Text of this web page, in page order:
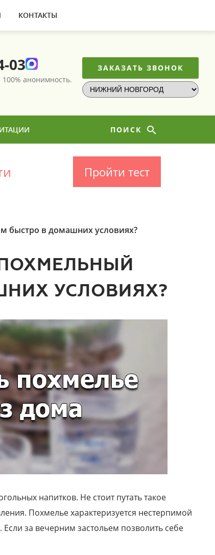
КОНТАКТЫ
03
100% анонимность.
ЗАКАЗАТЬ ЗВОНОК
ПОИСК
Пройти тест
быстро в домашних условиях?
УСЛОВИЯХ?
напитков. Не стоит путать такое
Похмелье характеризуется нестерпимой
за вечерним застольем позволить себе